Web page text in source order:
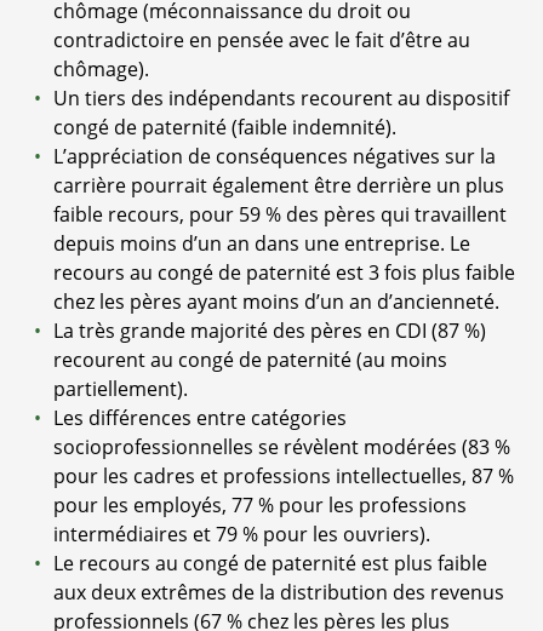
chômage (méconnaissance du droit ou
contradictoire en pensée avec le fait d’être au
chômage).
Un tiers des indépendants recourent au dispositif
congé de paternité (faible indemnité).
L’appréciation de conséquences négatives sur la
carrière pourrait également être derrière un plus
faible recours, pour 59 % des pères qui travaillent
depuis moins d’un an dans une entreprise. Le
recours au congé de paternité est 3 fois plus faible
chez les pères ayant moins d’un an d’ancienneté.
La très grande majorité des pères en CDI (87 %)
recourent au congé de paternité (au moins
partiellement).
Les différences entre catégories
socioprofessionnelles se révèlent modérées (83 %
pour les cadres et professions intellectuelles, 87 %
pour les employés, 77 % pour les professions
intermédiaires et 79 % pour les ouvriers).
Le recours au congé de paternité est plus faible
aux deux extrêmes de la distribution des revenus
professionnels (67 % chez les pères les plus